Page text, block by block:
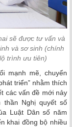
sẽ được tư vấn và
và sơ sinh (chính
trình ưu tiên)
mạnh mẽ, chuyển
triển” nhằm thích
các vấn đề mới nảy
thần Nghị quyết số
Luật Dân số năm
khai đồng bộ nhiều